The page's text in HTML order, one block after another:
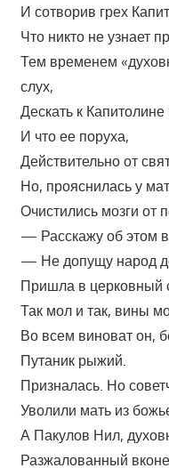
И сотворив грех
Что никто не узнает
Тем временем
слух,
Дескать к
И что ее поруха,
Действительно от
Но, прояснилась у
Очистились мозги от
— Расскажу об этом
— Не допущу народ
Пришла в церковный
Так мол и так, вины
Во всем виноват он,
Путаник рыжий.
Призналась. Но
Уволили мать из
А Пакулов Нил,
Разжалованный